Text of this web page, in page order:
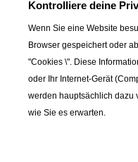
16 andere Artikel
Kategorie:
Kontrolliere deine
Wenn Sie eine Website
Browser gespeichert oder
"Cookies \". Diese
oder Ihr Internet-Gerät
werden hauptsächlich dazu
wie Sie es erwarten.